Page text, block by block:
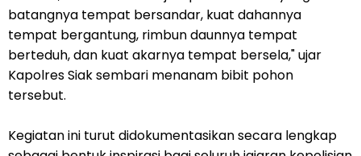
batangnya tempat bersandar, kuat dahannya
tempat bergantung, rimbun daunnya tempat
berteduh, dan kuat akarnya tempat bersela," ujar
Kapolres Siak sembari menanam bibit pohon
tersebut.
Kegiatan ini turut didokumentasikan secara lengkap